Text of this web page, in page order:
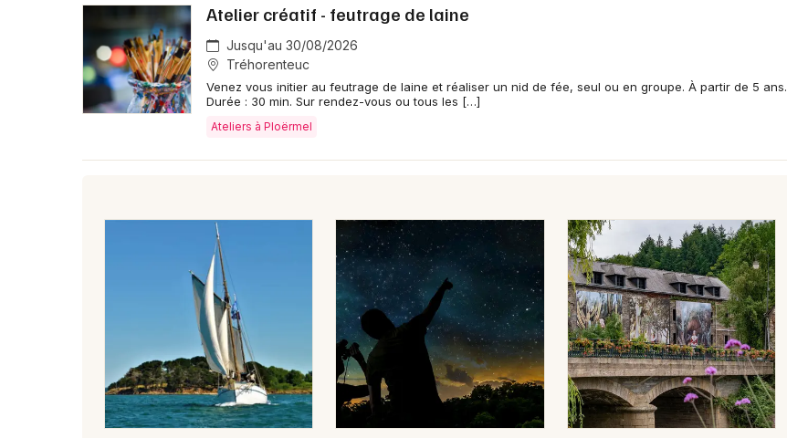
56 - Morbihan
Choisir mes départements
Mon email
Je m'abonne
Atelier créatif - feutrage de laine
Jusqu'au 30/08/2026
Tréhorenteuc
Venez vous initier au feutrage de laine et réaliser un nid de fée, seul ou en groupe. À partir de 5 ans.
Durée : 30 min. Sur rendez-vous ou tous les […]
Ateliers à Ploërmel